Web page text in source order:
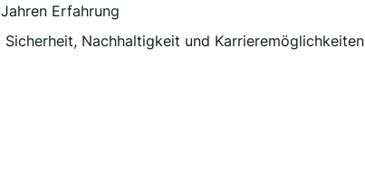
Jahren Erfahrung
Sicherheit, Nachhaltigkeit und Karrieremöglichkeiten